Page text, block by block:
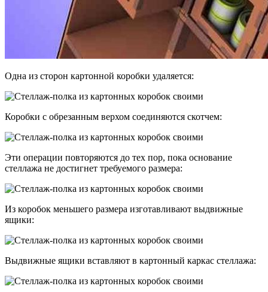
Одна из сторон картонной коробки удаляется:
Коробки с обрезанным верхом соединяются скотчем:
Эти операции повторяются до тех пор, пока основание
стеллажа не достигнет требуемого размера:
Из коробок меньшего размера изготавливают выдвижные
ящики:
Выдвижные ящики вставляют в картонный каркас стеллажа: